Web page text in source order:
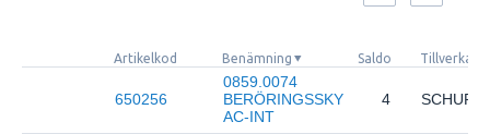
Artikelkod Benämning Saldo Tillverkare
650256
0859.0074
BERÖRINGSSKY
AC-INT
4